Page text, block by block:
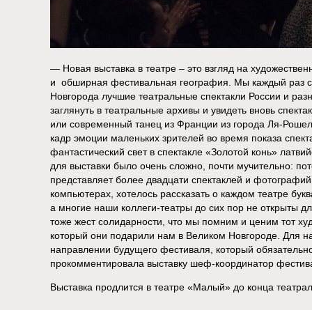
— Новая выставка в театре – это взгляд на
и обширная фестивальная география. Мы каждый раз
Новгорода лучшие театральные спектакли России и
заглянуть в театральные архивы и увидеть вновь
или современный танец из Франции из города Ля-
кадр эмоции маленьких зрителей во время показа
фантастический свет в спектакле «Золотой конь»
для выставки было очень сложно, почти мучительно:
представляет более двадцати спектаклей и
компьютерах, хотелось рассказать о каждом театре
а многие наши коллеги-театры до сих пор не открыты
тоже жест солидарности, что мы помним и ценим тот
который они подарили нам в Великом Новгороде. Для
направлении будущего фестиваля, который
прокомментировала выставку шеф-координатор
Выставка продлится в театре «Малый» до конца